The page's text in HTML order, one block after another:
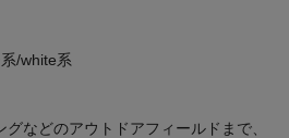
/white系
などのアウトドアフィールドまで、